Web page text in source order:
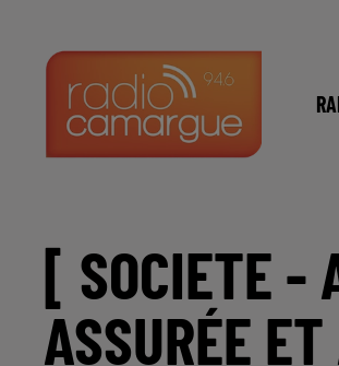
[ SOCIETE -
ASSURÉE